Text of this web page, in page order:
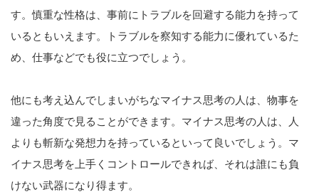
す。慎重な性格は、事前にトラブルを回避する能力を持って
いるともいえます。トラブルを察知する能力に優れているた
め、仕事などでも役に立つでしょう。
他にも考え込んでしまいがちなマイナス思考の人は、物事を
違った角度で見ることができます。マイナス思考の人は、人
よりも斬新な発想力を持っているといって良いでしょう。マ
イナス思考を上手くコントロールできれば、それは誰にも負
けない武器になり得ます。